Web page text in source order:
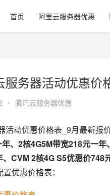
首页 阿里云服务器优惠
服务器活动优惠价
• 腾讯云服务器优惠
活动优惠价格表_9月最新报
、2核4G5M带宽218元一
CVM 2核4G S5优惠价748
优惠价格表：